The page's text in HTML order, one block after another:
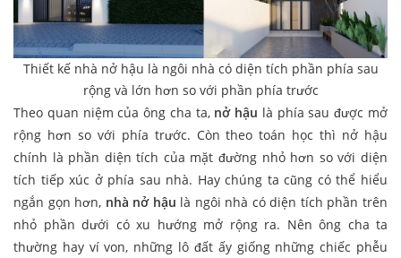
Thiết kế nhà nở hậu là ngôi nhà có diện tích phần phía sau
rộng và lớn hơn so với phần phía trước
Theo quan niệm của ông cha ta, nở hậu là phía sau được mở
rộng hơn so với phía trước. Còn theo toán học thì nở hậu
chính là phần diện tích của mặt đường nhỏ hơn so với diện
tích tiếp xúc ở phía sau nhà. Hay chúng ta cũng có thể hiểu
ngắn gọn hơn, nhà nở hậu là ngôi nhà có diện tích phần trên
nhỏ phần dưới có xu hướng mở rộng ra. Nên ông cha ta
thường hay ví von, những lô đất ấy giống những chiếc phễu